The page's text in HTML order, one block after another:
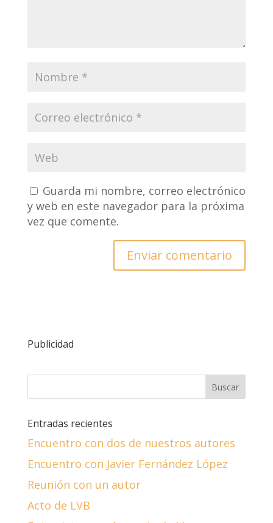
Guarda mi nombre, correo electrónico
y web en este navegador para la próxima
vez que comente.
Publicidad
Entradas recientes
Encuentro con dos de nuestros autores
Encuentro con Javier Fernández López
Reunión con un autor
Acto de LVB